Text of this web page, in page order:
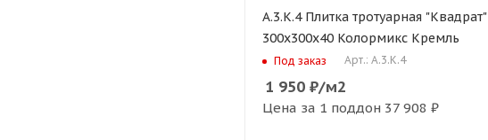
А.3.К.4 Плитка тротуарная "Квадрат"
300х300х40 Колормикс Кремль
Под заказ Арт.: А.3.К.4
1 950 ₽/м2
Цена за 1 поддон 37 908 ₽